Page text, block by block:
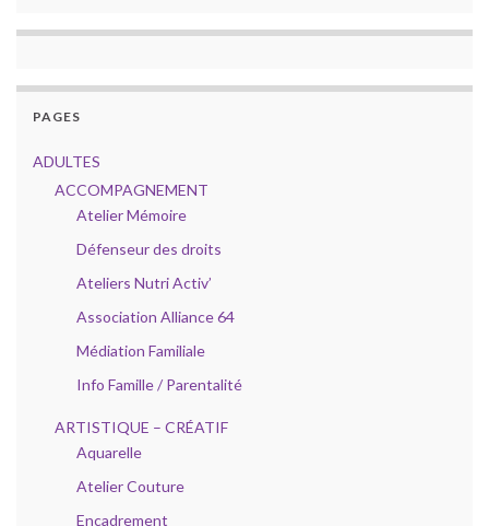
PAGES
ADULTES
ACCOMPAGNEMENT
Atelier Mémoire
Défenseur des droits
Ateliers Nutri Activ’
Association Alliance 64
Médiation Familiale
Info Famille / Parentalité
ARTISTIQUE – CRÉATIF
Aquarelle
Atelier Couture
Encadrement